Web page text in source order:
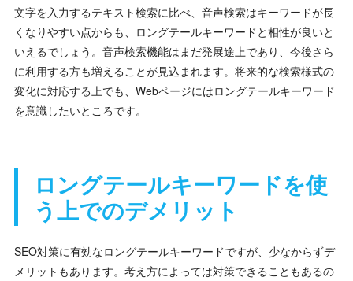
文字を入力するテキスト検索に比べ、音声検索はキーワードが長
くなりやすい点からも、ロングテールキーワードと相性が良いと
いえるでしょう。音声検索機能はまだ発展途上であり、今後さら
に利用する方も増えることが見込まれます。将来的な検索様式の
変化に対応する上でも、Webページにはロングテールキーワード
を意識したいところです。
ロングテールキーワードを使
う上でのデメリット
SEO対策に有効なロングテールキーワードですが、少なからずデ
メリットもあります。考え方によっては対策できることもあるの